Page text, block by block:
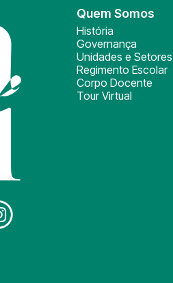
Quem Somos
História
Governança
Unidades e Setores
Regimento Escolar
Corpo Docente
Tour Virtual